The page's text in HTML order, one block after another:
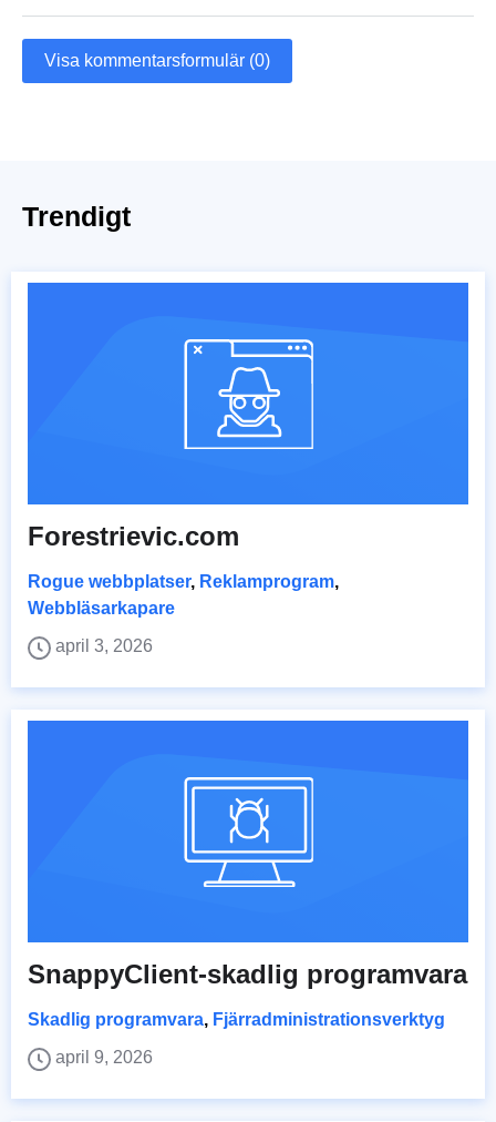
Visa kommentarsformulär (0)
Trendigt
Forestrievic.com
Rogue webbplatser, Reklamprogram,
Webbläsarkapare
april 3, 2026
SnappyClient-skadlig programvara
Skadlig programvara, Fjärradministrationsverktyg
april 9, 2026